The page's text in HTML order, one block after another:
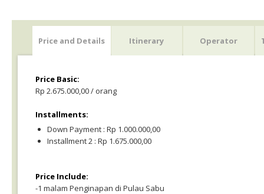
Price and Details Itinerary Operator
Price Basic:
Rp 2.675.000,00 / orang
Installments:
Down Payment : Rp 1.000.000,00
Installment 2 : Rp 1.675.000,00
Price Include:
-1 malam Penginapan di Pulau Sabu